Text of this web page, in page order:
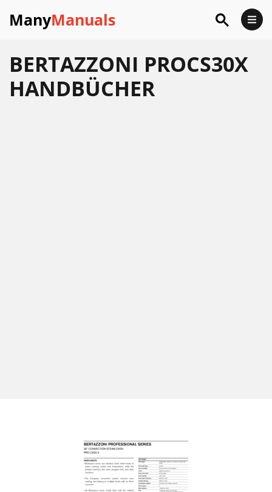
ManyManuals
BERTAZZONI PROCS30X
HANDBÜCHER